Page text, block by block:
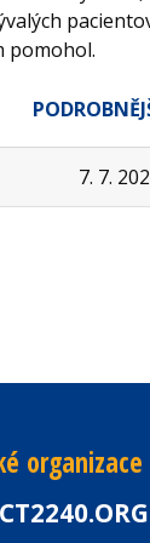
pomohol.
7. 7.
organizace